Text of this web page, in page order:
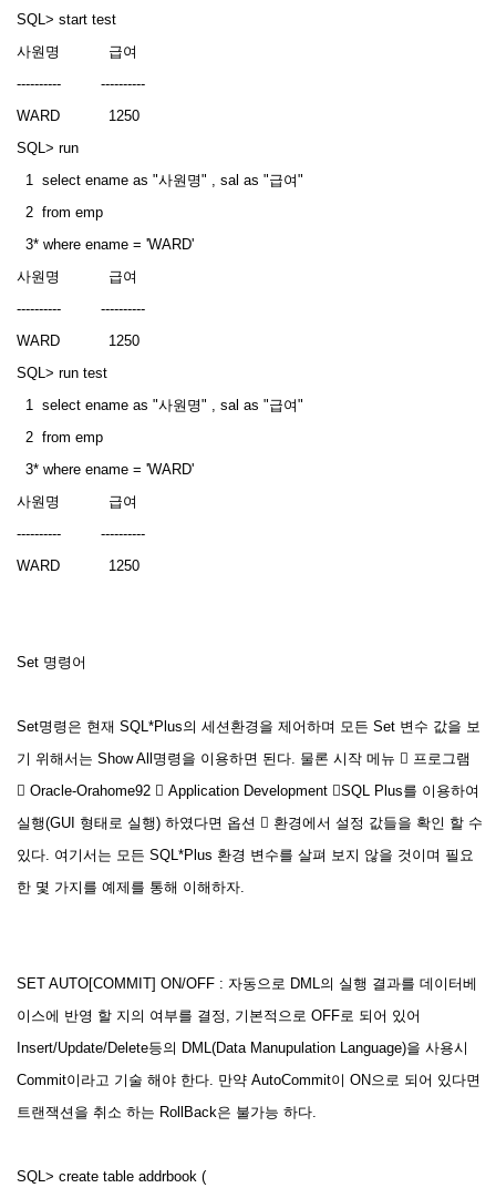
SQL> start test
사원명 급여
---------- ----------
WARD 1250
SQL> run
1 select ename as "사원명" , sal as "급여"
2 from emp
3* where ename = 'WARD'
사원명 급여
---------- ----------
WARD 1250
SQL> run test
1 select ename as "사원명" , sal as "급여"
2 from emp
3* where ename = 'WARD'
사원명 급여
---------- ----------
WARD 1250
Set 명령어
Set명령은 현재 SQL*Plus의 세션환경을 제어하며 모든 Set 변수 값을 보
기 위해서는 Show All명령을 이용하면 된다. 물론 시작 메뉴  프로그램
 Oracle-Orahome92  Application Development SQL Plus를 이용하여
실행(GUI 형태로 실행) 하였다면 옵션  환경에서 설정 값들을 확인 할 수
있다. 여기서는 모든 SQL*Plus 환경 변수를 살펴 보지 않을 것이며 필요
한 몇 가지를 예제를 통해 이해하자.
SET AUTO[COMMIT] ON/OFF : 자동으로 DML의 실행 결과를 데이터베
이스에 반영 할 지의 여부를 결정, 기본적으로 OFF로 되어 있어
Insert/Update/Delete등의 DML(Data Manupulation Language)을 사용시
Commit이라고 기술 해야 한다. 만약 AutoCommit이 ON으로 되어 있다면
트랜잭션을 취소 하는 RollBack은 불가능 하다.
SQL> create table addrbook (